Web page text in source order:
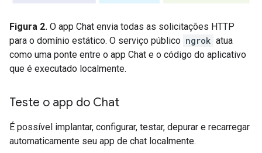
Figura 2. O app Chat envia todas as solicitações HTTP
para o domínio estático. O serviço público ngrok atua
como uma ponte entre o app Chat e o código do aplicativo
que é executado localmente.
Teste o app do Chat
É possível implantar, configurar, testar, depurar e recarregar
automaticamente seu app de chat localmente.